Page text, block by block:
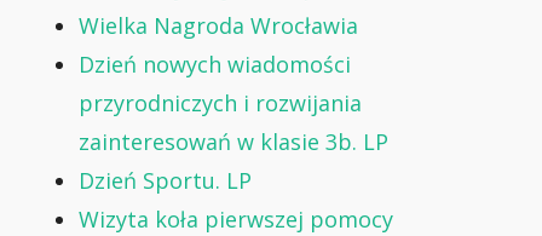
Wielka Nagroda Wrocławia
Dzień nowych wiadomości
przyrodniczych i rozwijania
zainteresowań w klasie 3b. LP
Dzień Sportu. LP
Wizyta koła pierwszej pomocy